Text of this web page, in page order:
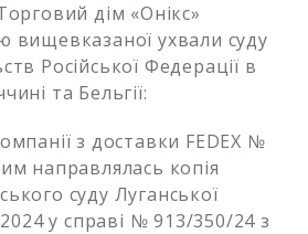
дім «Онікс»
вищевказаної ухвали суду
Російської Федерації в
та Бельгії:
з доставки FEDEX №
направлялась копія
суду Луганської
у справі № 913/350/24 з